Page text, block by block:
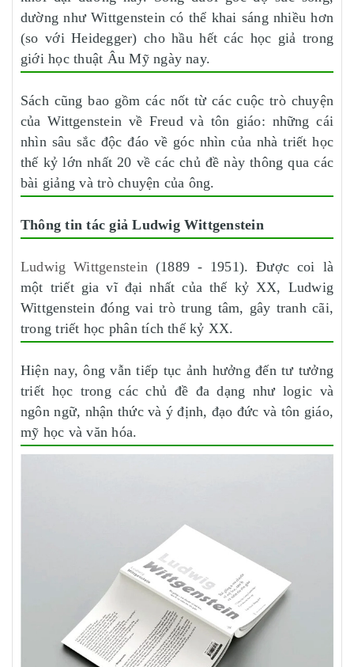
dường như Wittgenstein có thể khai sáng nhiều hơn
(so với Heidegger) cho hầu hết các học giả trong
giới học thuật Âu Mỹ ngày nay.
Sách cũng bao gồm các nốt từ các cuộc trò chuyện
của Wittgenstein về Freud và tôn giáo: những cái
nhìn sâu sắc độc đáo về góc nhìn của nhà triết học
thế kỷ lớn nhất 20 về các chủ đề này thông qua các
bài giảng và trò chuyện của ông.
Thông tin tác giả Ludwig Wittgenstein
Ludwig Wittgenstein (1889 - 1951). Được coi là
một triết gia vĩ đại nhất của thế kỷ XX, Ludwig
Wittgenstein đóng vai trò trung tâm, gây tranh cãi,
trong triết học phân tích thế kỷ XX.
Hiện nay, ông vẫn tiếp tục ảnh hưởng đến tư tưởng
triết học trong các chủ đề đa dạng như logic và
ngôn ngữ, nhận thức và ý định, đạo đức và tôn giáo,
mỹ học và văn hóa.